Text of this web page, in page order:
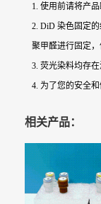
1. 使用前请将产
2. DiD 染色固定
聚甲醛进行固定
3. 荧光染料均存
4. 为了您的安全
相关产品：